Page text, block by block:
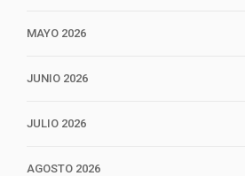
MAYO 2026
JUNIO 2026
JULIO 2026
AGOSTO 2026